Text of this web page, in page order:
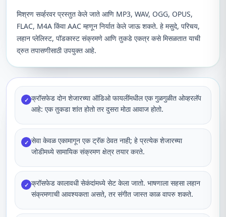
मिश्रण सर्व्हरवर प्रस्तुत केले जाते आणि MP3, WAV, OGG, OPUS,
FLAC, M4A किंवा AAC म्हणून निर्यात केले जाऊ शकते. हे मसुदे, परिचय,
लहान प्लेलिस्ट, पॉडकास्ट संक्रमणे आणि तुकडे एकत्र कसे मिसळतात याची
द्रुत तपासणीसाठी उपयुक्त आहे.
✓ क्रॉसफेड दोन शेजारच्या ऑडिओ फायलींमधील एक गुळगुळीत ओव्हरलॅप
आहे: एक तुकडा शांत होतो तर दुसरा मोठा आवाज होतो.
✓ सेवा केवळ एकामागून एक ट्रॅक ठेवत नाही; हे प्रत्येक शेजारच्या
जोडीमध्ये सामायिक संक्रमण क्षेत्र तयार करते.
✓ क्रॉसफेड कालावधी सेकंदांमध्ये सेट केला जातो. भाषणाला सहसा लहान
संक्रमणाची आवश्यकता असते, तर संगीत जास्त काळ वापरु शकते.